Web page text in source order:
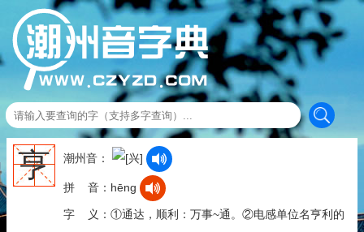
亨 潮州音：
拼 音：hēng
字 义：①通达，顺利：万事~通。②电感单位名亨利的